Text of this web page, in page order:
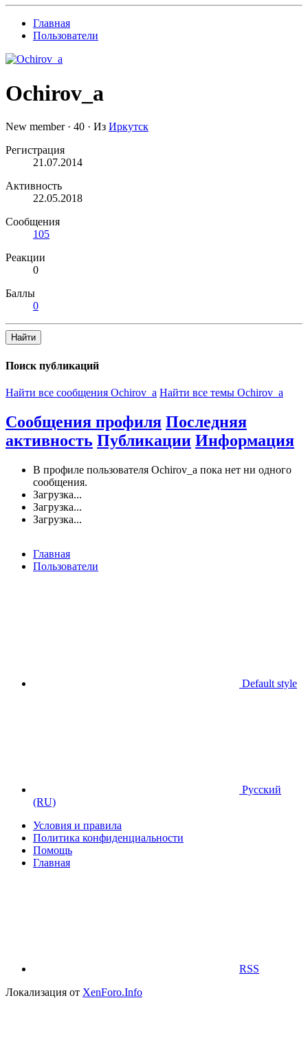
Главная
Пользователи
Ochirov_a
New member · 40 · Из Иркутск
Регистрация
21.07.2014
Активность
22.05.2018
Сообщения
105
Реакции
0
Баллы
0
Найти
Поиск публикаций
Найти все сообщения Ochirov_a Найти все темы Ochirov_a
Сообщения профиля Последняя
активность Публикации Информация
В профиле пользователя Ochirov_a пока нет ни одного
сообщения.
Загрузка...
Загрузка...
Загрузка...
Главная
Пользователи
Default style
Русский
(RU)
Условия и правила
Политика конфиденциальности
Помощь
Главная
RSS
Локализация от XenForo.Info